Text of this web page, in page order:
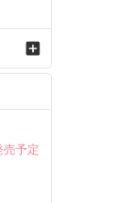
売予定